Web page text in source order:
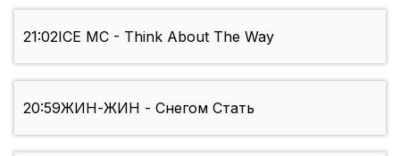
21:02ICE MC - Think About The Way
20:59ЖИН-ЖИН - Снегом Стать